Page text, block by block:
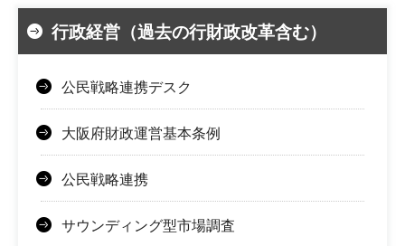
行政経営（過去の行財政改革含む）
公民戦略連携デスク
大阪府財政運営基本条例
公民戦略連携
サウンディング型市場調査